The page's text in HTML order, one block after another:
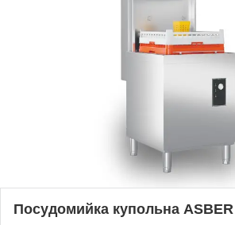
Посудомийка купольна ASBER